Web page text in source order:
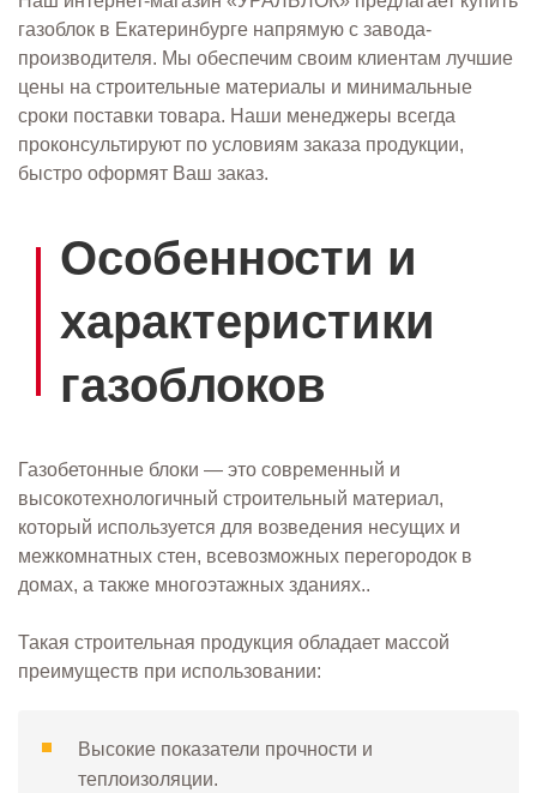
газоблок в Екатеринбурге напрямую с завода-
производителя. Мы обеспечим своим клиентам лучшие
цены на строительные материалы и минимальные
сроки поставки товара. Наши менеджеры всегда
проконсультируют по условиям заказа продукции,
быстро оформят Ваш заказ.
Особенности и
характеристики
газоблоков
Газобетонные блоки — это современный и
высокотехнологичный строительный материал,
который используется для возведения несущих и
межкомнатных стен, всевозможных перегородок в
домах, а также многоэтажных зданиях..
Такая строительная продукция обладает массой
преимуществ при использовании:
Высокие показатели прочности и
теплоизоляции.